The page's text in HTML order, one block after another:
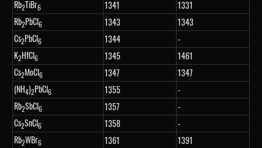
Rb2TiBr6 1341
1331
Rb2PbCl6 1343
1343
Cs2PbCl6 1344
-
K2HfCl6 1345
1461
Cs2MoCl6 1347
1347
(NH4)2PbCl6 1355
-
Rb2SbCl6 1357
-
Cs2SnCl6 1358
-
Rb2WBr6 1361
1391